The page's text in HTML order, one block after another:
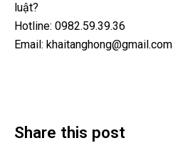
luật?
Hotline: 0982.59.39.36
Email: khaitanghong@gmail.com
Share this post